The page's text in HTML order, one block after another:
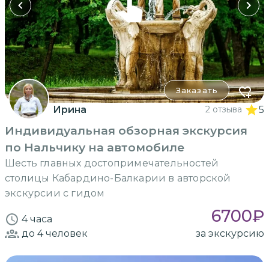
Заказать
Ирина 2 отзыва 5
Индивидуальная обзорная экскурсия
по Нальчику на автомобиле
Шесть главных достопримечательностей
столицы Кабардино-Балкарии в авторской
экскурсии с гидом
4 часа 6700₽
до 4человек за экскурсию